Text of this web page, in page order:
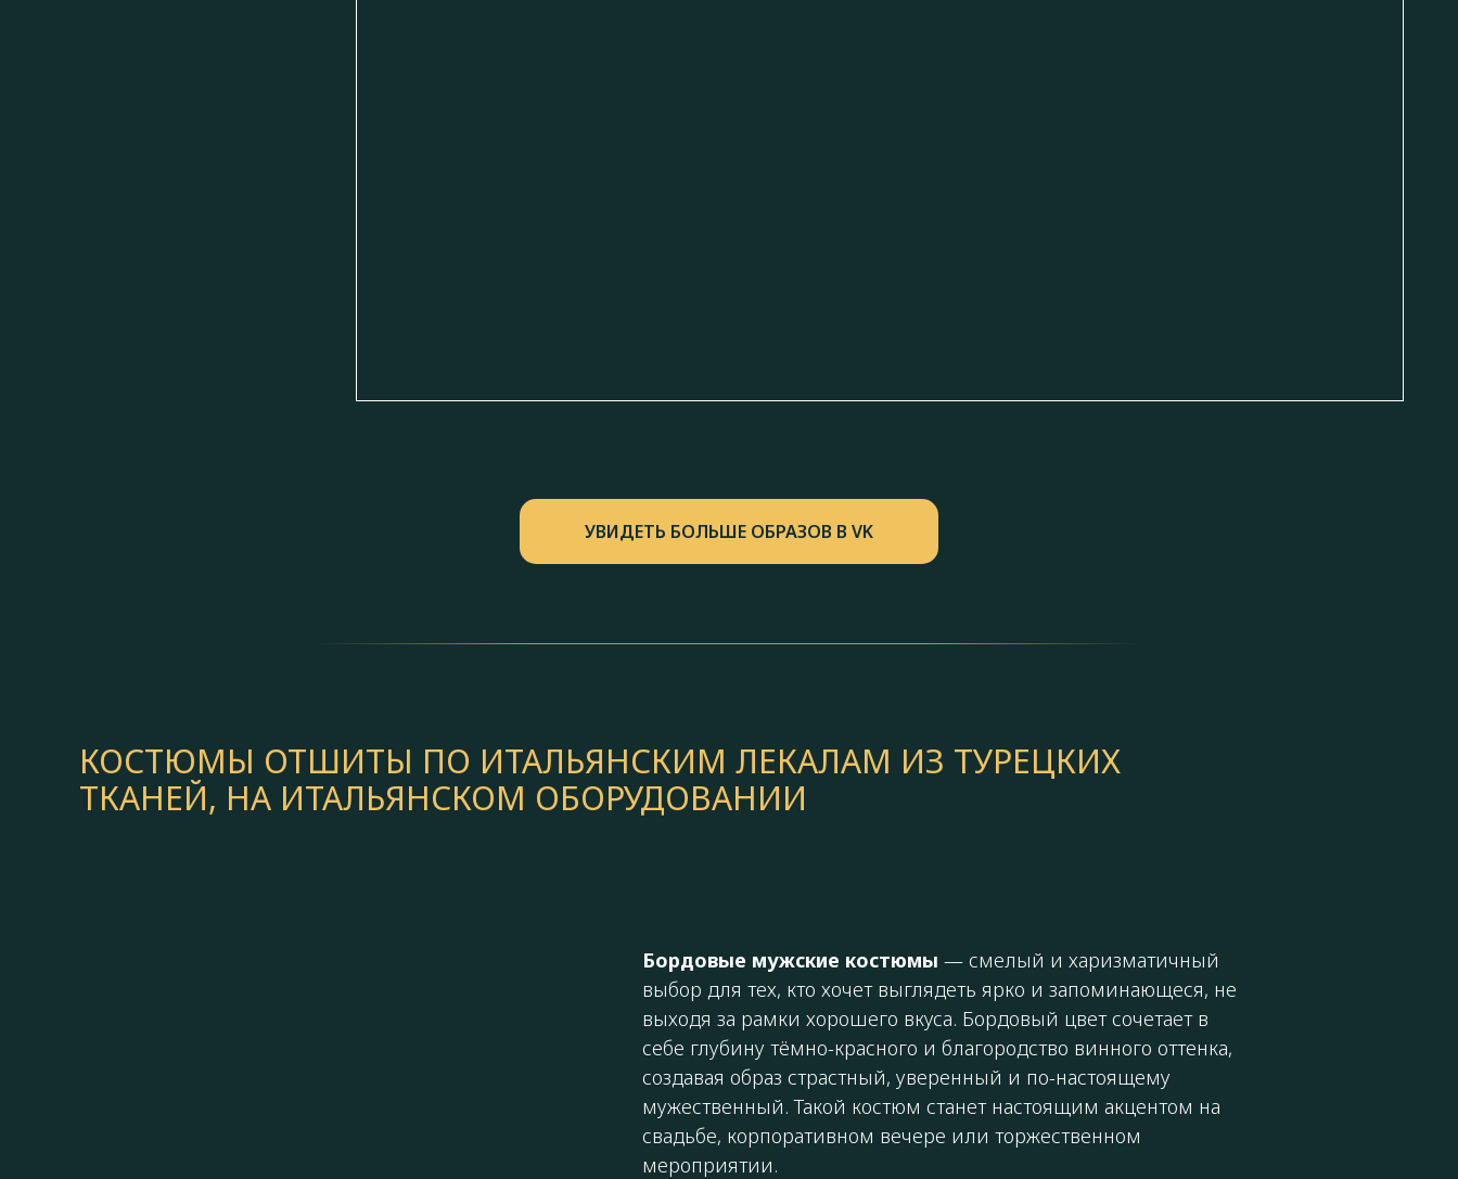
УВИДЕТЬ БОЛЬШЕ ОБРАЗОВ В VK
КОСТЮМЫ ОТШИТЫ ПО ИТАЛЬЯНСКИМ ЛЕКАЛАМ ИЗ ТУРЕЦКИХ
ТКАНЕЙ, НА ИТАЛЬЯНСКОМ ОБОРУДОВАНИИ
Бордовые мужские костюмы — смелый и харизматичный
выбор для тех, кто хочет выглядеть ярко и запоминающеся, не
выходя за рамки хорошего вкуса. Бордовый цвет сочетает в
себе глубину тёмно-красного и благородство винного оттенка,
создавая образ страстный, уверенный и по-настоящему
мужественный. Такой костюм станет настоящим акцентом на
свадьбе, корпоративном вечере или торжественном
мероприятии.